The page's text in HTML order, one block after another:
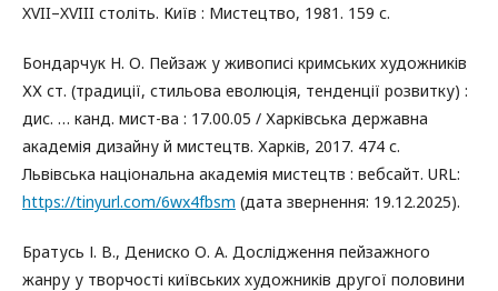
XVII–XVIII століть. Київ : Мистецтво, 1981. 159 с.
Бондарчук Н. О. Пейзаж у живописі кримських художників
ХХ ст. (традиції, стильова еволюція, тенденції розвитку) :
дис. … канд. мист-ва : 17.00.05 / Харківська державна
академія дизайну й мистецтв. Харків, 2017. 474 с.
Львівська національна академія мистецтв : вебсайт. URL:
https://tinyurl.com/6wx4fbsm (дата звернення: 19.12.2025).
Братусь І. В., Дениско О. А. Дослідження пейзажного
жанру у творчості київських художників другої половини